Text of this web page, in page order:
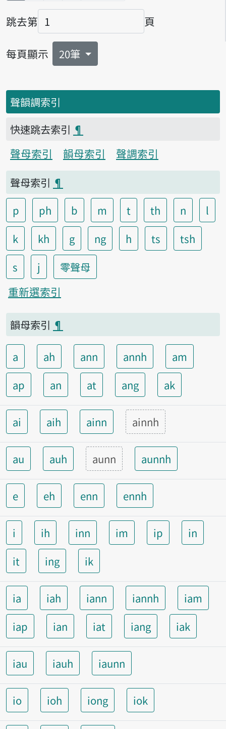
跳去第
頁碼
頁
每頁顯示 20筆
聲韻調索引
快速跳去索引 ¶
聲母索引
韻母索引
聲調索引
聲母索引 ¶
p
ph b m t th n
l
k
kh g ng h ts
tsh
s
j
零聲母
重新選索引
韻母索引 ¶
a ah ann annh
am
ap
an at ang ak
ai aih ainn ainnh
au auh aunn aunnh
e eh enn ennh
i ih inn im ip
in
it
ing ik
ia iah iann iannh
iam
iap
ian iat iang iak
iau iauh iaunn
io ioh iong iok